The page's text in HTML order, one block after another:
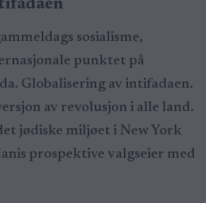
sosialisme,
punktet på
Globalisering av intifadaen.
av revolusjon i alle land.
jødiske miljøet i New York
prospektive valgseier med